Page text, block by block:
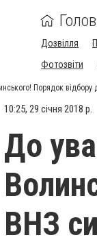
Дозвілля
Фотозвіти
Порядок
10:25, 29 січня 2018 р.
До
ВНЗ